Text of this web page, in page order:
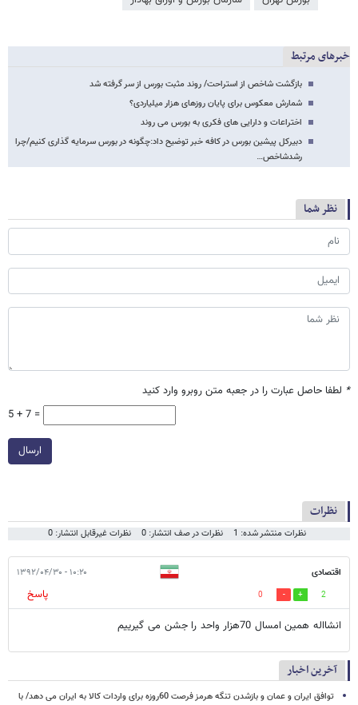
خبرهای مرتبط
بازگشت شاخص از استراحت/ روند مثبت بورس از سر گرفته شد
شمارش معکوس برای پایان روزهای هزار میلیاردی؟
اختراعات و دارایی های فکری به بورس می روند
دبیرکل پیشین بورس در کافه خبر توضیح داد:چگونه در بورس سرمایه گذاری کنیم/چرا
رشدشاخص…
نظر شما
* لطفا حاصل عبارت را در جعبه متن روبرو وارد کنید
5 + 7 =
ارسال
نظرات
نظرات منتشر شده: 1 نظرات در صف انتشار: 0 نظرات غیرقابل انتشار: 0
اقتصادی ۱۰:۲۰ - ۱۳۹۲/۰۴/۳۰
2
0
پاسخ
انشااله همین امسال 70هزار واحد را جشن می گیرییم
آخرین اخبار
توافق ایران و عمان و بازشدن تنگه هرمز فرصت 60روزه برای واردات کالا به ایران می دهد/ با